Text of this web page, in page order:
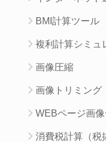
BMI計算ツール
複利計算シミュ
画像圧縮
画像トリミング
WEBページ画
消費税計算（税